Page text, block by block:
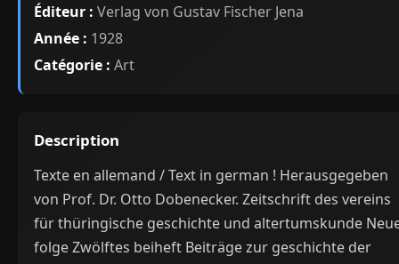
Éditeur : Verlag von Gustav Fischer Jena
Année : 1928
Catégorie : Art
Description
Texte en allemand / Text in german ! Herausgegeben
von Prof. Dr. Otto Dobenecker. Zeitschrift des vereins
für thüringische geschichte und altertumskunde
folge Zwölftes beiheft Beiträge zur geschichte der